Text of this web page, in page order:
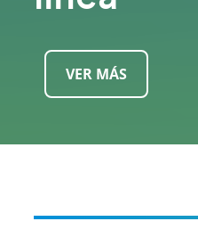
VER MÁS